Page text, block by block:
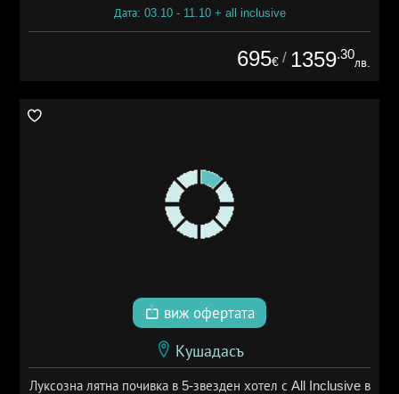
Дата: 03.10 - 11.10 + all inclusive
695€ / 1359.30
лв.
виж офертата
Кушадасъ
Луксозна лятна почивка в 5-звезден хотел с All Inclusive в